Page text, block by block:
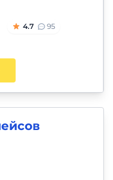
4.7 95